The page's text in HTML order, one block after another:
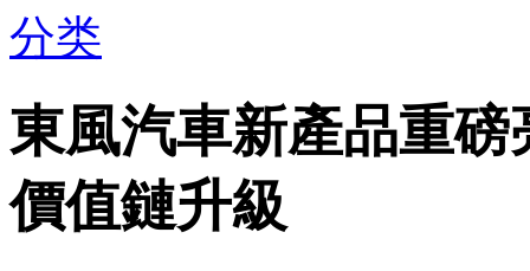
分类
東風汽車新產品重
價值鏈升級